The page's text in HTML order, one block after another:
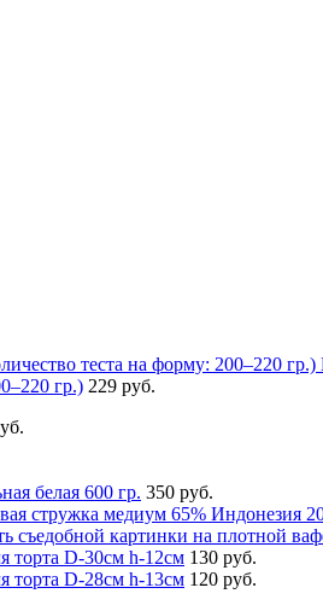
гр.) 229 руб.
белая 600 гр. 350 руб.
стружка медиум 65% Индонезия
съедобной картинки на плотной
торта D-30см h-12см 130 руб.
торта D-28см h-13см 120 руб.